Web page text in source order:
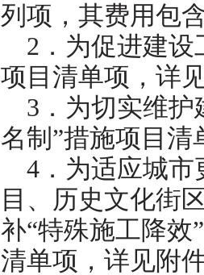
列项，其费用包
2．为促进建设
项目清单项，详
3．为切实维
名制”措施项目清
4．为适应城
目、历史文化街
补“特殊施工降效
清单项，详见附